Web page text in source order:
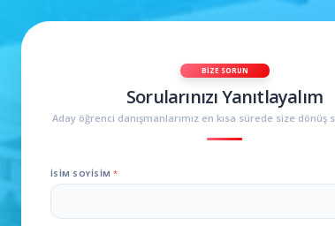
BIZE SORUN
Sorularınızı Yanıtlayalım
Aday öğrenci danışmanlarımız en kısa sürede size dönüş
İSIM SOYISIM *